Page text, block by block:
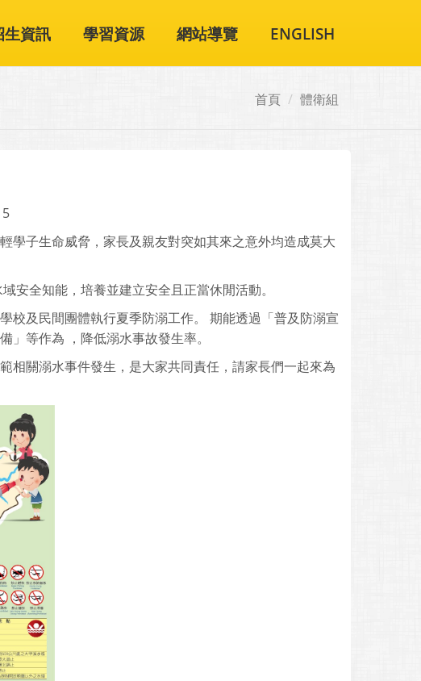
生資訊 學習資源 網站導覽 ENGLISH
首頁 體衛組
學子生命威脅，家長及親友對突如其來之意外均造成莫大
安全知能，培養並建立安全且正當休閒活動。
校及民間團體執行夏季防溺工作。 期能透過「普及防溺宣
等作為 ，降低溺水事故發生率。
相關溺水事件發生，是大家共同責任，請家長們一起來為